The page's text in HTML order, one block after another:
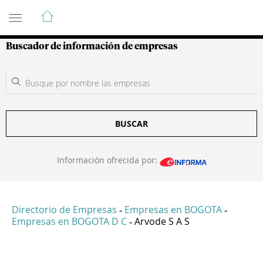
Guía de Empresas Colombianas
Buscador de información de empresas
BUSCAR
Información ofrecida por:
Directorio de Empresas - Empresas en BOGOTA -
Empresas en BOGOTA D C - Arvode S A S